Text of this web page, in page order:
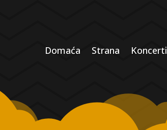
Domaća Strana Koncerti